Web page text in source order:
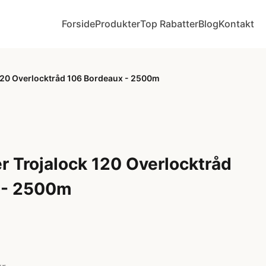
ForsideProdukterTop RabatterBlogKontakt
Overlocktråd 106 Bordeaux - 2500m
Trojalock 120 Overlocktråd
2500m